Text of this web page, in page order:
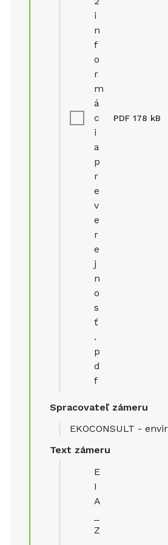
i
n
f
o
r
m
á
c
i
a
p
r
e
v
e
r
e
j
n
o
s
ť
.
p
d
f
PDF 178 kB
Spracovateľ zámeru
EKOCONSULT -
Text zámeru
E
I
A
Z